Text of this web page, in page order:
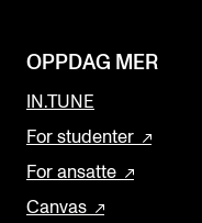
OPPDAG MER
IN.TUNE
For studenter
For ansatte
Canvas